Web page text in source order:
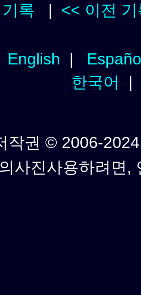
록 | << 이전 기
English |
한국어
작권 © 2006-
사진사용하려면,